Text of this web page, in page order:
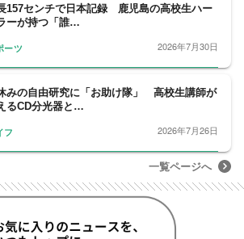
157センチで日本記録 鹿児島の高校生ハー
ーが持つ「誰…
ーツ 2026年7月30日
みの自由研究に「お助け隊」 高校生講師が
るCD分光器と…
フ 2026年7月26日
一覧ページへ